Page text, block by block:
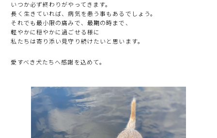
いつか必ず終わりがやってきます。
長く生きていれば、病気を患う事もあるでしょう。
それでも最小限の痛みで、最期の時まで、
軽やかに穏やかに過ごせる様に
私たちは寄り添い見守り続けたいと思います。
愛すべき犬たちへ感謝を込めて。